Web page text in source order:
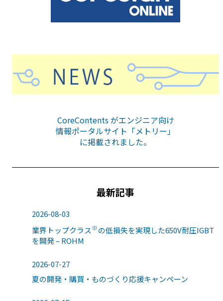
CoreContents がエンジニア向け
情報ポータルサイト「メトリー」
に掲載されました。
最新記事
2026-08-03
業界トップクラス※の低損失を実現した650V耐圧IGBT
を開発 – ROHM
2026-07-27
夏の開発・購買・ものづくり応援キャンペーン